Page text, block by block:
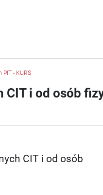
- KURS
i od osób
CIT i od osób